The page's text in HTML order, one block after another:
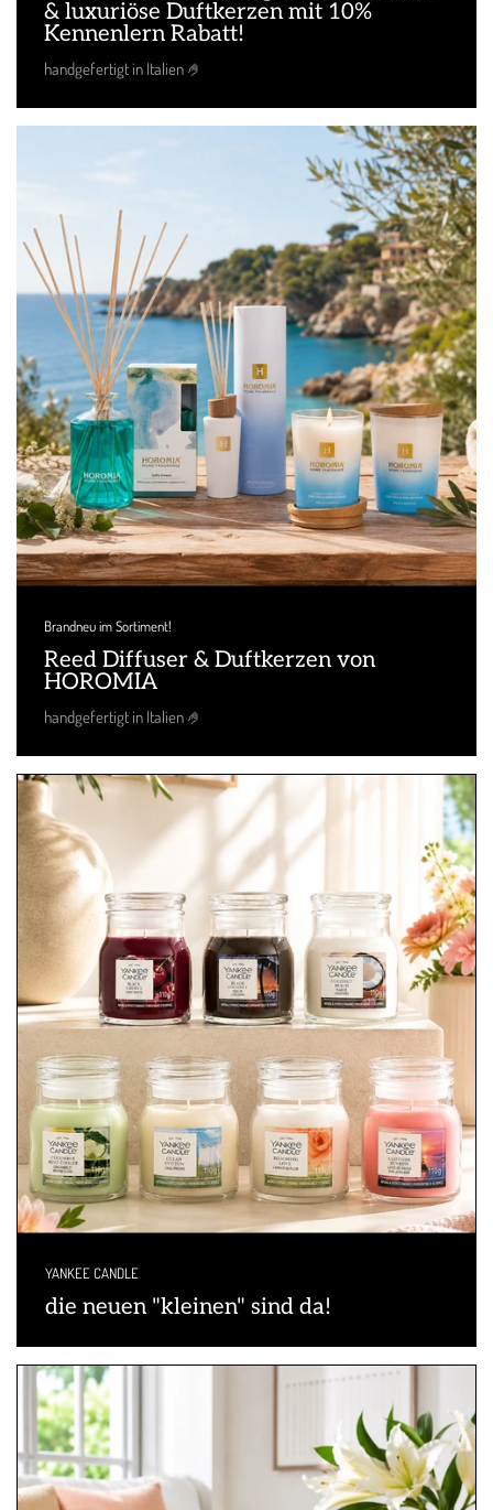
& luxuriöse Duftkerzen mit 10%
Kennenlern Rabatt!
handgefertigt in Italien 🤌
Brandneu im Sortiment!
Reed Diffuser & Duftkerzen von
HOROMIA
handgefertigt in Italien 🤌
YANKEE CANDLE
die neuen "kleinen" sind da!